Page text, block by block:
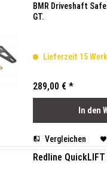
BMR Driveshaft
GT.
Lieferzeit 15
289,00 € *
In den
Vergleichen
Redline